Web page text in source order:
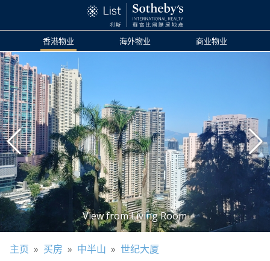
香港物业 海外物业 商业物业
主页 » 买房 » 中半山 » 世纪大厦